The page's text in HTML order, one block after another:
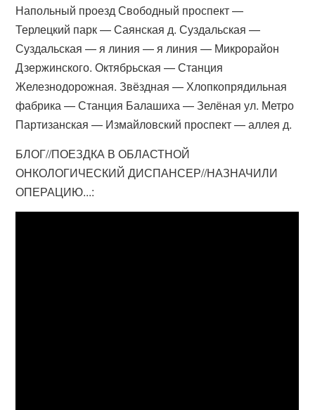
Напольный проезд Свободный проспект —
Терлецкий парк — Саянская д. Суздальская —
Суздальская — я линия — я линия — Микрорайон
Дзержинского. Октябрьская — Станция
Железнодорожная. Звёздная — Хлопкопрядильная
фабрика — Станция Балашиха — Зелёная ул. Метро
Партизанская — Измайловский проспект — аллея д.
БЛОГ//ПОЕЗДКА В ОБЛАСТНОЙ
ОНКОЛОГИЧЕСКИЙ ДИСПАНСЕР//НАЗНАЧИЛИ
ОПЕРАЦИЮ...: